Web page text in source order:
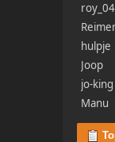
hulpje
Joop
jo-king
Manu